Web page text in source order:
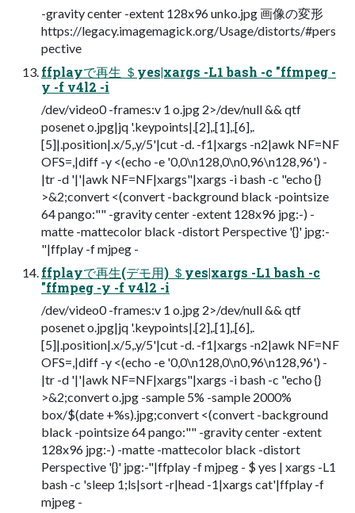
-gravity center -extent 128x96 unko.jpg 画像の変形
https://legacy.imagemagick.org/Usage/distorts/#pers
pective
ffplayで再生 ＄yes|xargs -L1 bash -c "ffmpeg -
y -f v4l2 -i
/dev/video0 -frames:v 1 o.jpg 2>/dev/null && qtf
posenet o.jpg|jq '.keypoints|.[2],.[1],.[6],.
[5]|.position|.x/5,.y/5'|cut -d. -f1|xargs -n2|awk NF=NF
OFS=,|diff -y <(echo -e '0,0\n128,0\n0,96\n128,96') -
|tr -d '|'|awk NF=NF|xargs"|xargs -i bash -c "echo {}
>&2;convert <(convert -background black -pointsize
64 pango:"" -gravity center -extent 128x96 jpg:-) -
matte -mattecolor black -distort Perspective '{}' jpg:-
"|ffplay -f mjpeg -
ffplayで再生(デモ用) ＄yes|xargs -L1 bash -c
"ffmpeg -y -f v4l2 -i
/dev/video0 -frames:v 1 o.jpg 2>/dev/null && qtf
posenet o.jpg|jq '.keypoints|.[2],.[1],.[6],.
[5]|.position|.x/5,.y/5'|cut -d. -f1|xargs -n2|awk NF=NF
OFS=,|diff -y <(echo -e '0,0\n128,0\n0,96\n128,96') -
|tr -d '|'|awk NF=NF|xargs"|xargs -i bash -c "echo {}
>&2;convert o.jpg -sample 5% -sample 2000%
box/$(date +%s).jpg;convert <(convert -background
black -pointsize 64 pango:"" -gravity center -extent
128x96 jpg:-) -matte -mattecolor black -distort
Perspective '{}' jpg:-"|ffplay -f mjpeg - $ yes | xargs -L1
bash -c 'sleep 1;ls|sort -r|head -1|xargs cat'|ffplay -f
mjpeg -